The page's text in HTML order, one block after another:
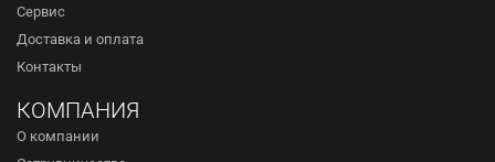
Сервис
Доставка и оплата
Контакты
КОМПАНИЯ
О компании